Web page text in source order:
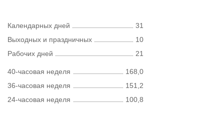
Календарных дней
31
Выходных и праздничных
10
Рабочих дней
21
40-часовая неделя
168,0
36-часовая неделя
151,2
24-часовая неделя
100,8